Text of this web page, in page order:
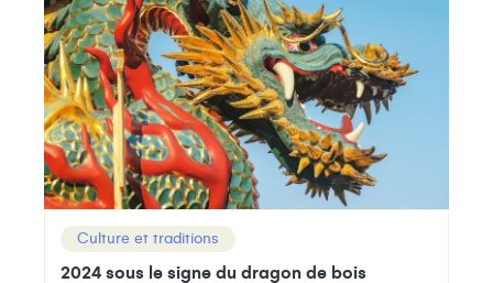
Culture et traditions
2024 sous le signe du dragon de bois